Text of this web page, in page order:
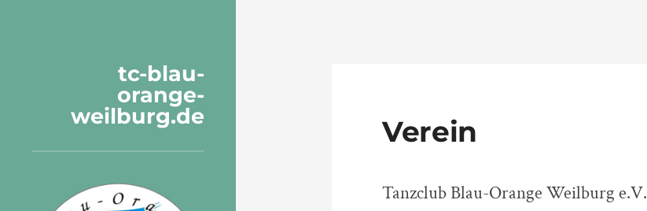
tc-blau-
orange-
weilburg.de
Verein
Tanzclub Blau-Orange Weilburg e.V.